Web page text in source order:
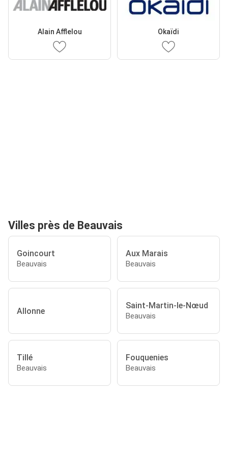
Alain Afflelou Okaïdi
Villes près de Beauvais
Goincourt
Beauvais
Aux Marais
Beauvais
Allonne
Saint-Martin-le-Nœud
Beauvais
Tillé
Beauvais
Fouquenies
Beauvais